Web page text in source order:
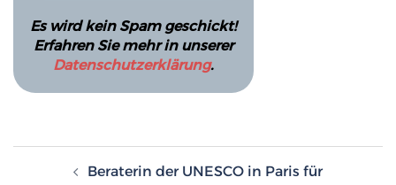
Es wird kein Spam geschickt!
Erfahren Sie mehr in unserer
Datenschutzerklärung.
Beraterin der UNESCO in Paris für